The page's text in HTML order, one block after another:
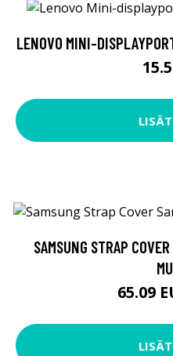
LENOVO MINI-
SAMSUNG STRAP
65.09